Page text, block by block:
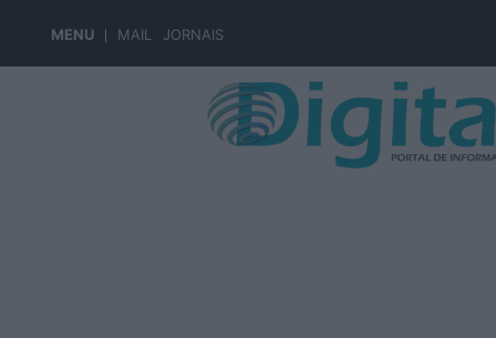
MENU MAIL JORNAIS